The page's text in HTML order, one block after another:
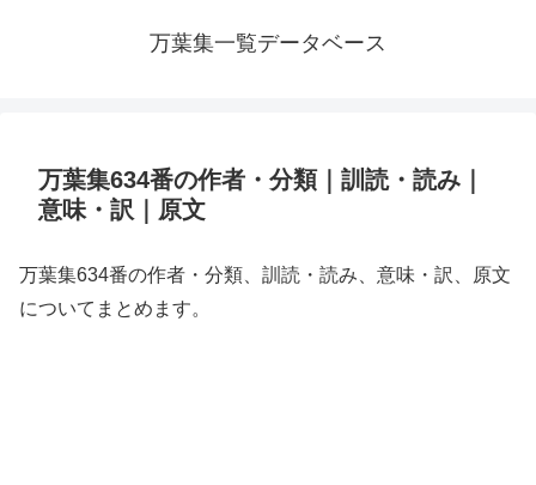
万葉集一覧データベース
万葉集634番の作者・分類｜訓読・読み｜
意味・訳｜原文
万葉集634番の作者・分類、訓読・読み、意味・訳、原文
についてまとめます。